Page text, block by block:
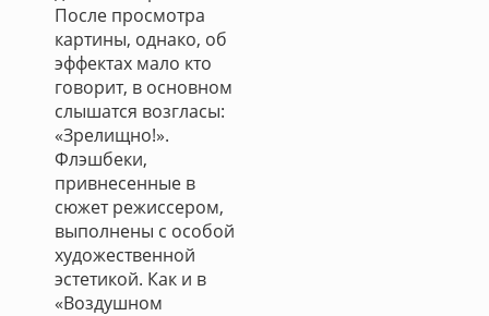
После просмотра
картины, однако, об
эффектах мало кто
говорит, в основном
слышатся возгласы:
«Зрелищно!».
Флэшбеки,
привнесенные в
сюжет режиссером,
выполнены с особой
художественной
эстетикой. Как и в
«Воздушном